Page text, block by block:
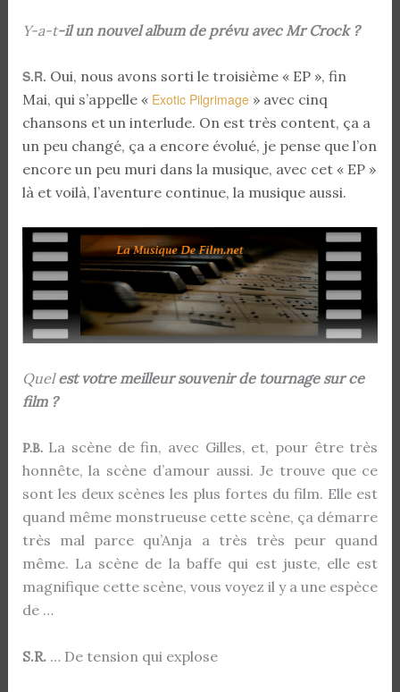
Y-a-t-il un nouvel album de prévu avec Mr Crock ?
S.R. Oui, nous avons sorti le troisième « EP », fin
Mai, qui s’appelle « Exotic Pilgrimage» avec cinq
chansons et un interlude. On est très content, ça a
un peu changé, ça a encore évolué, je pense que l’on
encore un peu muri dans la musique, avec cet « EP »
là et voilà, l’aventure continue, la musique aussi.
Quelest votre meilleur souvenir de tournage sur ce
film ?
P.B. La scène de fin, avec Gilles, et, pour être très
honnête, la scène d’amour aussi. Je trouve que ce
sont les deux scènes les plus fortes du film. Elle est
quand même monstrueuse cette scène, ça démarre
très mal parce qu’Anja a très très peur quand
même. La scène de la baffe qui est juste, elle est
magnifique cette scène, vous voyez il y a une espèce
de …
S.R. … De tension qui explose